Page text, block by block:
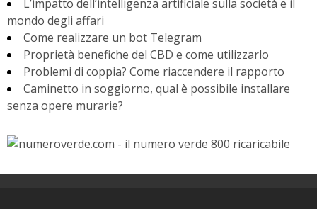
L’impatto dell’intelligenza artificiale sulla società e il
mondo degli affari
Come realizzare un bot Telegram
Proprietà benefiche del CBD e come utilizzarlo
Problemi di coppia? Come riaccendere il rapporto
Caminetto in soggiorno, qual è possibile installare
senza opere murarie?